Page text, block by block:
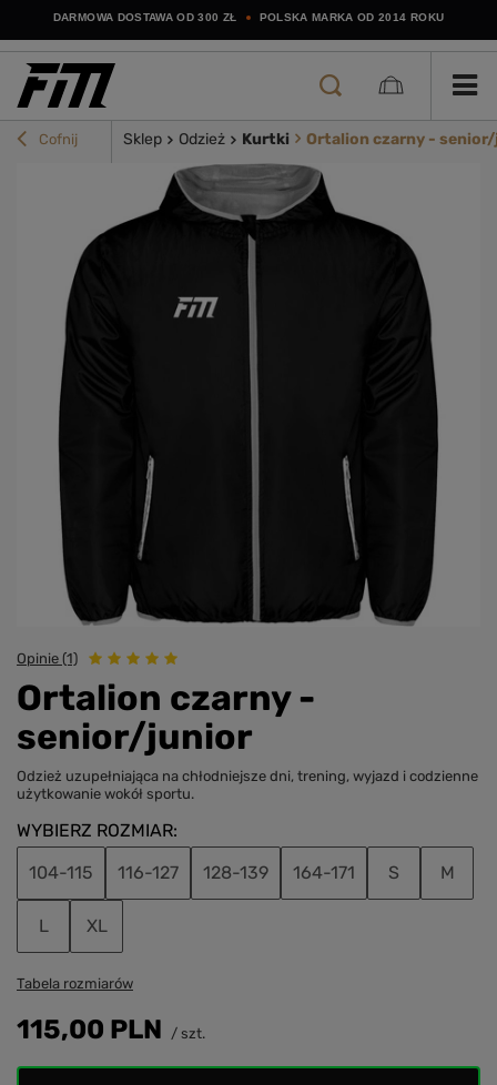
DARMOWA DOSTAWA OD 300 ZŁ POLSKA MARKA OD 2014 ROKU
Cofnij Sklep Odzież Kurtki Ortalion czarny -
Opinie (1)
Ortalion czarny -
senior/junior
Odzież uzupełniająca na chłodniejsze dni, trening, wyjazd i codzienne
użytkowanie wokół sportu.
WYBIERZ ROZMIAR
104-115
116-127 128-139 164-171 S M
L XL
Tabela rozmiarów
115,00 PLN / szt.